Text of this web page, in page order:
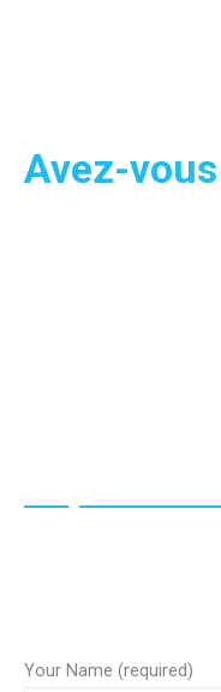
Avez-
Your Name (required)